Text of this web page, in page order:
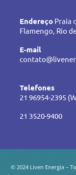
Endereço Praia
Flamengo, Rio
E-mail
Telefones
21 96954-2395
21 3520-9400
© 2024 Liven Energia –